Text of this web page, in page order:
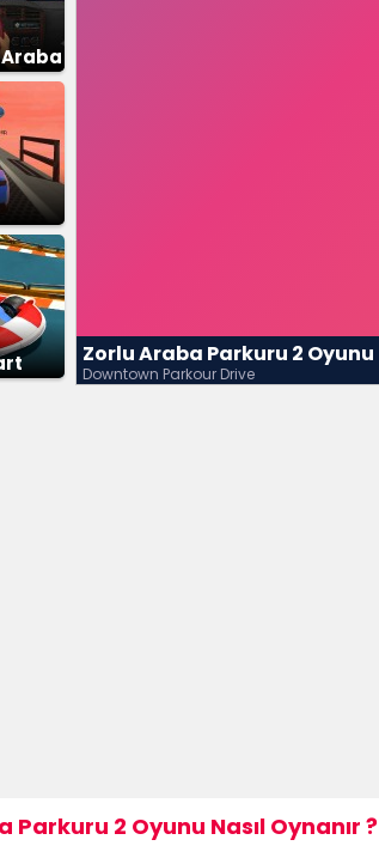
Zorlu Araba Parkuru 2 Oyunu
Downtown Parkour Drive
Parkuru 2 Oyunu Nasıl Oynanır ?